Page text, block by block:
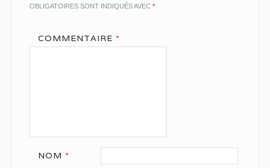
OBLIGATOIRES SONT INDIQUÉS AVEC *
COMMENTAIRE *
NOM *